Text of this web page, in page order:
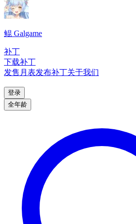
鲲 Galgame
补丁
下载补丁
发售月表发布补丁关于我们
登录
全年龄